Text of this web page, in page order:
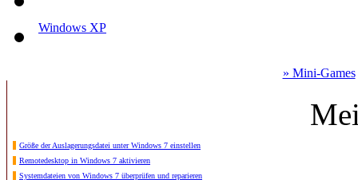
Windows XP
» Mini-Games
Größe der Auslagerungsdatei unter Windows 7 einstellen
Remotedesktop in Windows 7 aktivieren
Systemdateien von Windows 7 überprüfen und reparieren